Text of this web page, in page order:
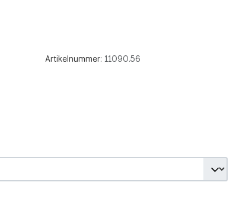
Artikelnummer: 11090.56